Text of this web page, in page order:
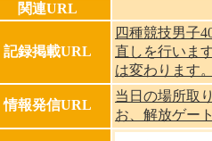
関連URL
記録掲載URL
四種競技男子
直しを行いま
は変わります
情報発信URL
当日の場所取
お、解放ゲー